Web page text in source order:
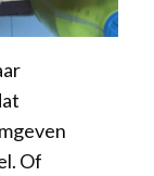
Of